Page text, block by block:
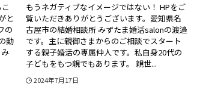
と
の
動
もうネガティブなイメージではない！ HPをご
覧いただきありがとうございます。愛知県名
古屋市の結婚相談所 みずたま婚活salonの渡邉
です。主に親御さまからのご相談でスタート
する親子婚活の専属仲人です。私自身20代の
子どもをもつ親でもあります。 親世...
2024年7月17日